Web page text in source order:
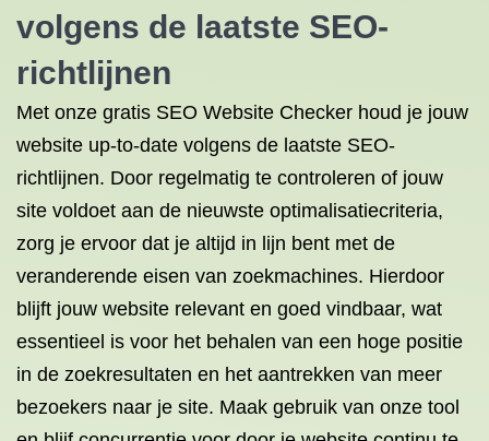
volgens de laatste SEO-
richtlijnen
Met onze gratis SEO Website Checker houd je jouw
website up-to-date volgens de laatste SEO-
richtlijnen. Door regelmatig te controleren of jouw
site voldoet aan de nieuwste optimalisatiecriteria,
zorg je ervoor dat je altijd in lijn bent met de
veranderende eisen van zoekmachines. Hierdoor
blijft jouw website relevant en goed vindbaar, wat
essentieel is voor het behalen van een hoge positie
in de zoekresultaten en het aantrekken van meer
bezoekers naar je site. Maak gebruik van onze tool